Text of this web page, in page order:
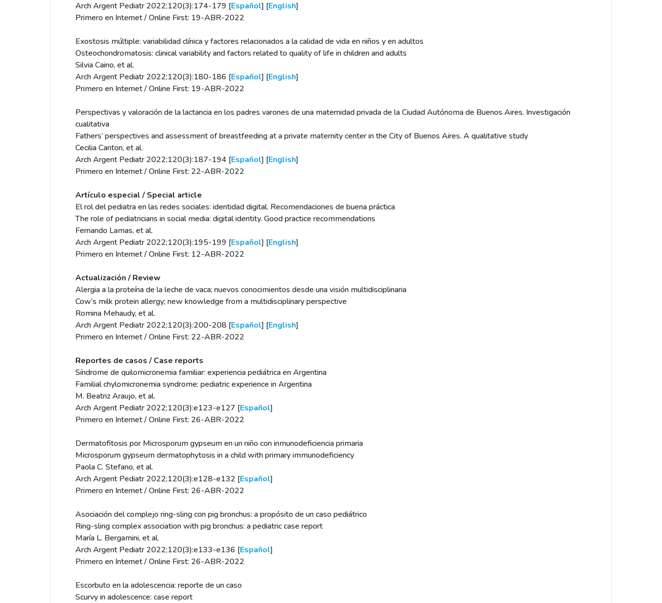
Arch Argent Pediatr 2022;120(3):174-179 [Español] [English]
Primero en Internet / Online First: 19-ABR-2022
Exostosis múltiple: variabilidad clínica y factores relacionados a la calidad de vida en niños y en adultos
Osteochondromatosis: clinical variability and factors related to quality of life in children and adults
Silvia Caino, et al.
Arch Argent Pediatr 2022;120(3):180-186 [Español] [English]
Primero en Internet / Online First: 19-ABR-2022
Perspectivas y valoración de la lactancia en los padres varones de una maternidad privada de la Ciudad Autónoma de Buenos Aires. Investigación
cualitativa
Fathers’ perspectives and assessment of breastfeeding at a private maternity center in the City of Buenos Aires. A qualitative study
Cecilia Canton, et al.
Arch Argent Pediatr 2022;120(3):187-194 [Español] [English]
Primero en Internet / Online First: 22-ABR-2022
Artículo especial / Special article
El rol del pediatra en las redes sociales: identidad digital. Recomendaciones de buena práctica
The role of pediatricians in social media: digital identity. Good practice recommendations
Fernando Lamas, et al.
Arch Argent Pediatr 2022;120(3):195-199 [Español] [English]
Primero en Internet / Online First: 12-ABR-2022
Actualización / Review
Alergia a la proteína de la leche de vaca; nuevos conocimientos desde una visión multidisciplinaria
Cow’s milk protein allergy; new knowledge from a multidisciplinary perspective
Romina Mehaudy, et al.
Arch Argent Pediatr 2022;120(3):200-208 [Español] [English]
Primero en Internet / Online First: 22-ABR-2022
Reportes de casos / Case reports
Síndrome de quilomicronemia familiar: experiencia pediátrica en Argentina
Familial chylomicronemia syndrome: pediatric experience in Argentina
M. Beatriz Araujo, et al.
Arch Argent Pediatr 2022;120(3):e123-e127 [Español]
Primero en Internet / Online First: 26-ABR-2022
Dermatofitosis por Microsporum gypseum en un niño con inmunodeficiencia primaria
Microsporum gypseum dermatophytosis in a child with primary immunodeficiency
Paola C. Stefano, et al.
Arch Argent Pediatr 2022;120(3):e128-e132 [Español]
Primero en Internet / Online First: 26-ABR-2022
Asociación del complejo ring-sling con pig bronchus: a propósito de un caso pediátrico
Ring-sling complex association with pig bronchus: a pediatric case report
María L. Bergamini, et al.
Arch Argent Pediatr 2022;120(3):e133-e136 [Español]
Primero en Internet / Online First: 26-ABR-2022
Escorbuto en la adolescencia: reporte de un caso
Scurvy in adolescence: case report